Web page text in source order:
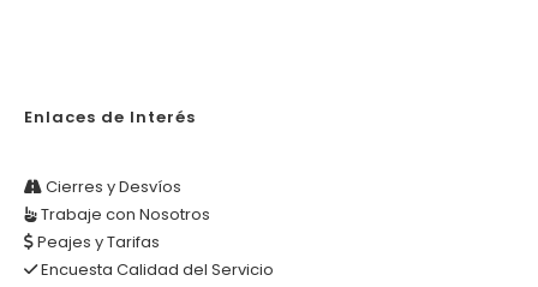
Enlaces de Interés
Cierres y Desvíos
Trabaje con Nosotros
Peajes y Tarifas
Encuesta Calidad del Servicio